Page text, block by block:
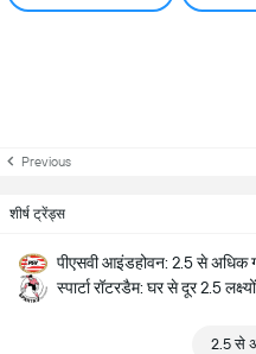
Previous
शीर्ष ट्रेंड्स
पीएसवी आइंडहोवन: 2.5 से अधिक
स्पार्टा रॉटरडैम: घर से दूर 2.5
2.5 से